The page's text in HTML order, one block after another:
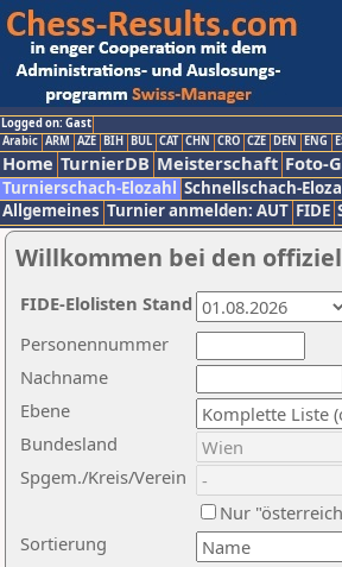
Logged on: Gast
Arabic ARM AZE BIH BUL CAT CHN CRO CZE DEN ENG
Home TurnierDB Meisterschaft Foto-
Turnierschach-Elozahl Schnellschach-
Allgemeines Turnier anmelden: AUT FIDE
Willkommen bei den
Nachname
Ebene
Sortierung
Personennummer
Bundesland
Spgem./Kreis/Verein
Nur
FIDE-Elolisten Stand